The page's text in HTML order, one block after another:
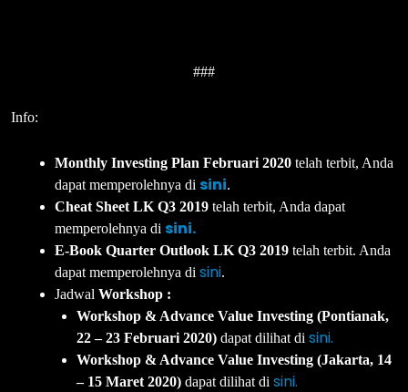
###
Info:
Monthly Investing Plan Februari 2020 telah terbit, Anda
dapat memperolehnya di sini.
Cheat Sheet LK Q3 2019 telah terbit, Anda dapat
memperolehnya di sini.
E-Book Quarter Outlook LK Q3 2019 telah terbit. Anda
dapat memperolehnya di sini.
Jadwal Workshop :
Workshop & Advance Value Investing (Pontianak,
22 – 23 Februari 2020) dapat dilihat di sini.
Workshop & Advance Value Investing (Jakarta, 14
– 15 Maret 2020) dapat dilihat di sini.